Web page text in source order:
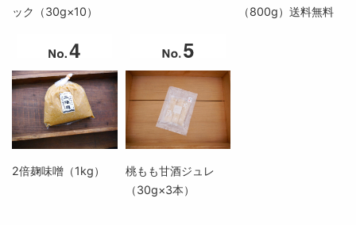
ック（30g×10）
（800g）送料無料
2倍麹味噌（1kg）
桃もも甘酒ジュレ
（30g×3本）